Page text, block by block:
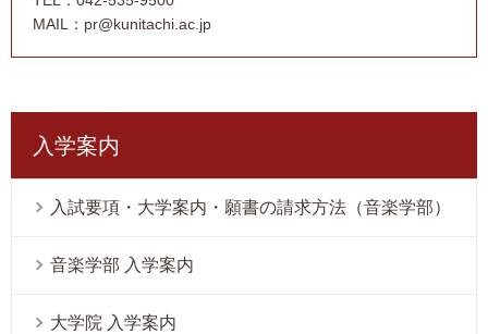
MAIL：pr@kunitachi.ac.jp
入学案内
入試要項・大学案内・願書の請求方法（音楽学部）
音楽学部 入学案内
大学院 入学案内